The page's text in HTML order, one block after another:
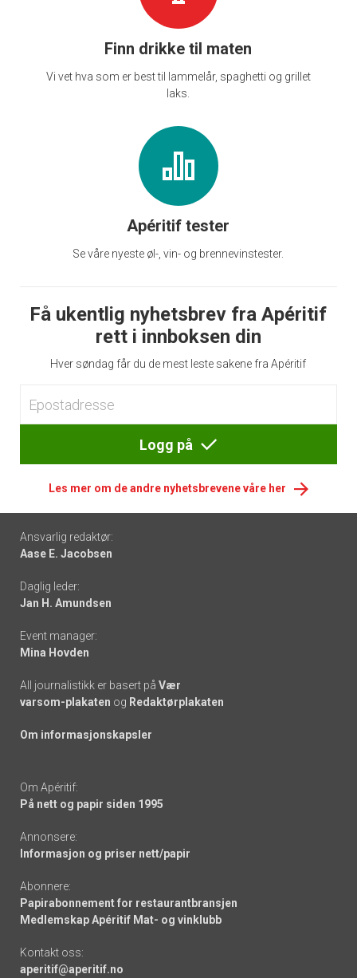
Finn drikke til maten
Vi vet hva som er best til lammelår, spaghetti og grillet
laks.
Apéritif tester
Se våre nyeste øl-, vin- og brennevinstester.
Få ukentlig nyhetsbrev fra Apéritif
rett i innboksen din
Hver søndag får du de mest leste sakene fra Apéritif
Logg på
Les mer om de andre nyhetsbrevene våre her
Footer
-
links
Ansvarlig redaktør:
Aase E. Jacobsen
Daglig leder:
Jan H. Amundsen
Event manager:
Mina Hovden
All journalistikk er basert på Vær
varsom-plakaten og Redaktørplakaten
Om informasjonskapsler
Om Apéritif:
På nett og papir siden 1995
Annonsere:
Informasjon og priser nett/papir
Abonnere:
Papirabonnement for restaurantbransjen
Medlemskap Apéritif Mat- og vinklubb
Kontakt oss:
aperitif@aperitif.no